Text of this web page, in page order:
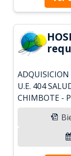
ADQUISICION
U.E. 404
CHIMBOTE -